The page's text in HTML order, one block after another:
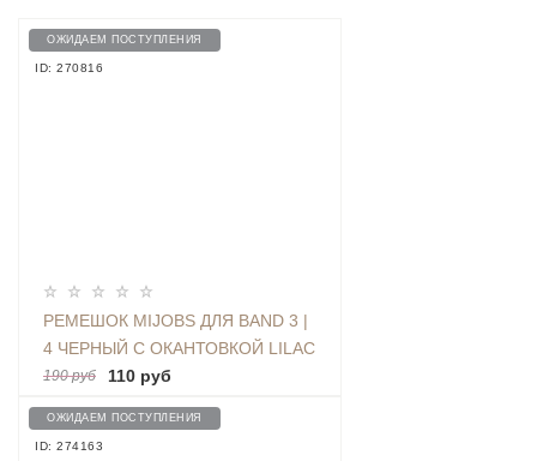
ОЖИДАЕМ ПОСТУПЛЕНИЯ
ID: 270816
РЕМЕШОК MIJOBS ДЛЯ BAND 3 |
4 ЧЕРНЫЙ С ОКАНТОВКОЙ LILAC
190 руб 110 руб
ОЖИДАЕМ ПОСТУПЛЕНИЯ
ID: 274163